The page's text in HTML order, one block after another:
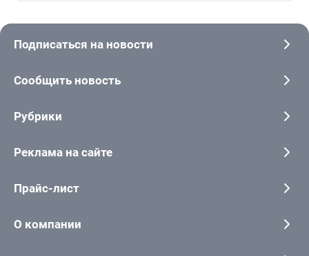
Подписаться на новости
Сообщить новость
Рубрики
Реклама на сайте
Прайс-лист
О компании